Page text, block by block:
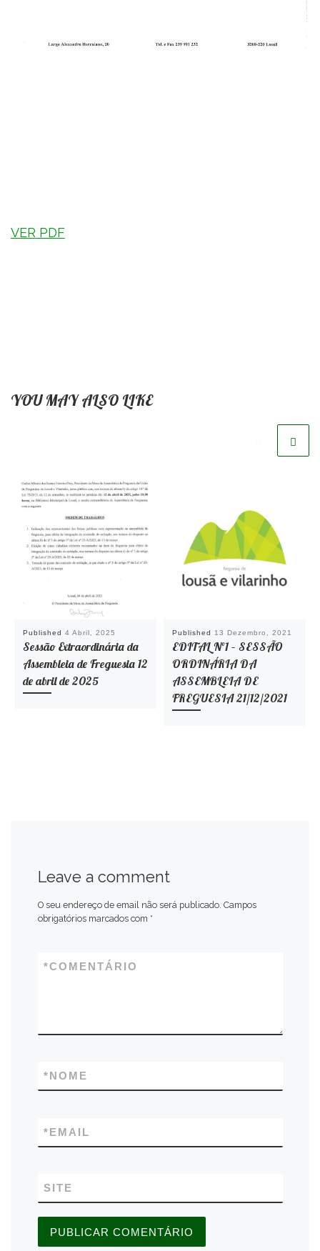
VER PDF
YOU MAY ALSO LIKE
Published 4 Abril, 2025
Sessão Extraordinária da
Assembleia de Freguesia 12
de abril de 2025
Published 13 Dezembro, 2021
EDITAL Nº1 – SESSÃO
ORDINÁRIA DA
ASSEMBLEIA DE
FREGUESIA 21/12/2021
Leave a comment
O seu endereço de email não será publicado. Campos
obrigatórios marcados com *
COMENTÁRIO
*
NOME
*
EMAIL
*
SITE